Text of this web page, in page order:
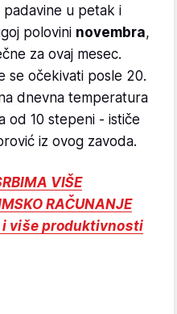
padavine u petak i
polovini novembra,
za ovaj mesec.
se očekivati posle 20.
dnevna temperatura
od 10 stepeni - ističe
iz ovog zavoda.
VIŠE
RAČUNANJE
i više produktivnosti